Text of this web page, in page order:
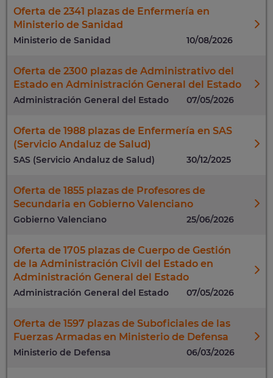
Oferta de 2341 plazas de Enfermería en
Ministerio de Sanidad
Ministerio de Sanidad 10/08/2026
Oferta de 2300 plazas de Administrativo del
Estado en Administración General del Estado
Administración General del Estado 07/05/2026
Oferta de 1988 plazas de Enfermería en SAS
(Servicio Andaluz de Salud)
SAS (Servicio Andaluz de Salud) 30/12/2025
Oferta de 1855 plazas de Profesores de
Secundaria en Gobierno Valenciano
Gobierno Valenciano 25/06/2026
Oferta de 1705 plazas de Cuerpo de Gestión
de la Administración Civil del Estado en
Administración General del Estado
Administración General del Estado 07/05/2026
Oferta de 1597 plazas de Suboficiales de las
Fuerzas Armadas en Ministerio de Defensa
Ministerio de Defensa 06/03/2026